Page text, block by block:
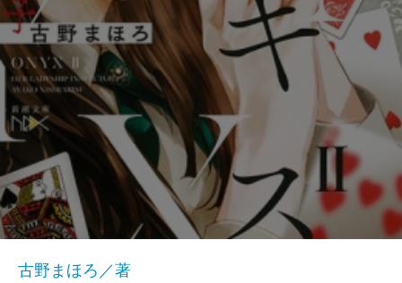
古野まほろ／著